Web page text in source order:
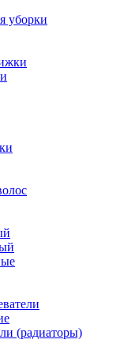
уборки
(радиаторы)